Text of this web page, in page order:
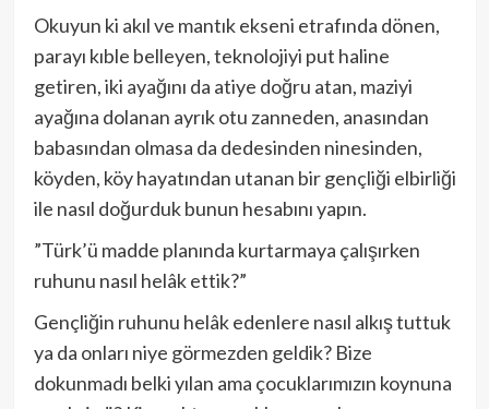
Okuyun ki akıl ve mantık ekseni etrafında dönen,
parayı kıble belleyen, teknolojiyi put haline
getiren, iki ayağını da atiye doğru atan, maziyi
ayağına dolanan ayrık otu zanneden, anasından
babasından olmasa da dedesinden ninesinden,
köyden, köy hayatından utanan bir gençliği elbirliği
ile nasıl doğurduk bunun hesabını yapın.
”Türk’ü madde planında kurtarmaya çalışırken
ruhunu nasıl helâk ettik?”
Gençliğin ruhunu helâk edenlere nasıl alkış tuttuk
ya da onları niye görmezden geldik? Bize
dokunmadı belki yılan ama çocuklarımızın koynuna